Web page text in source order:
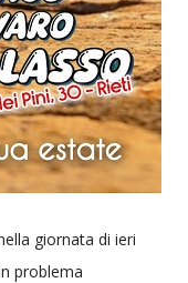
giornata di ieri
problema